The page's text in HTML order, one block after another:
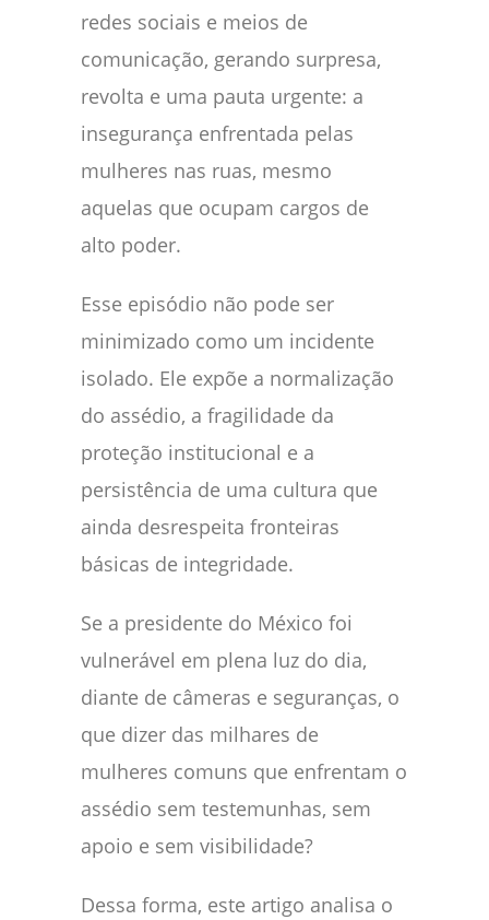
redes sociais e meios de
comunicação, gerando surpresa,
revolta e uma pauta urgente: a
insegurança enfrentada pelas
mulheres nas ruas, mesmo
aquelas que ocupam cargos de
alto poder.
Esse episódio não pode ser
minimizado como um incidente
isolado. Ele expõe a normalização
do assédio, a fragilidade da
proteção institucional e a
persistência de uma cultura que
ainda desrespeita fronteiras
básicas de integridade.
Se a presidente do México foi
vulnerável em plena luz do dia,
diante de câmeras e seguranças, o
que dizer das milhares de
mulheres comuns que enfrentam o
assédio sem testemunhas, sem
apoio e sem visibilidade?
Dessa forma, este artigo analisa o